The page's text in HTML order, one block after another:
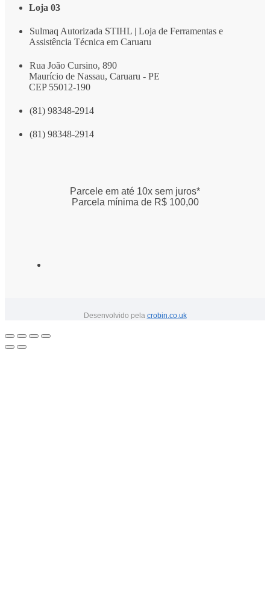
Loja 03
Sulmaq Autorizada STIHL | Loja de Ferramentas e
Assistência Técnica em Caruaru
Rua João Cursino, 890
Maurício de Nassau, Caruaru - PE
CEP 55012-190
(81) 98348-2914
(81) 98348-2914
Parcele em até 10x sem juros*
Parcela mínima de R$ 100,00
Desenvolvido pela crobin.co.uk